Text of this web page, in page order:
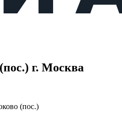
г. Москва
(пос.)